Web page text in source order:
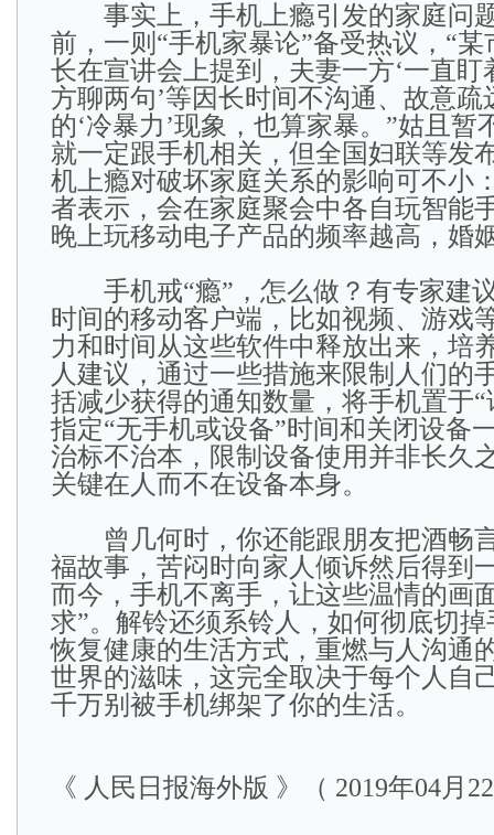
事实上，手机上瘾引发的家庭问
前，一则“手机家暴论”备受热议，“
长在宣讲会上提到，夫妻一方‘一直盯
方聊两句’等因长时间不沟通、故意疏
的‘冷暴力’现象，也算家暴。”姑且暂
就一定跟手机相关，但全国妇联等发
机上瘾对破坏家庭关系的影响可不小
者表示，会在家庭聚会中各自玩智能
晚上玩移动电子产品的频率越高，婚
手机戒“瘾”，怎么做？有专家建
时间的移动客户端，比如视频、游戏
力和时间从这些软件中释放出来，培
人建议，通过一些措施来限制人们的
括减少获得的通知数量，将手机置于
指定“无手机或设备”时间和关闭设备
治标不治本，限制设备使用并非长久
关键在人而不在设备本身。
曾几何时，你还能跟朋友把酒畅
福故事，苦闷时向家人倾诉然后得到
而今，手机不离手，让这些温情的画
求”。解铃还须系铃人，如何彻底切掉
恢复健康的生活方式，重燃与人沟通
世界的滋味，这完全取决于每个人自
千万别被手机绑架了你的生活。
《 人民日报海外版 》（ 2019年04月